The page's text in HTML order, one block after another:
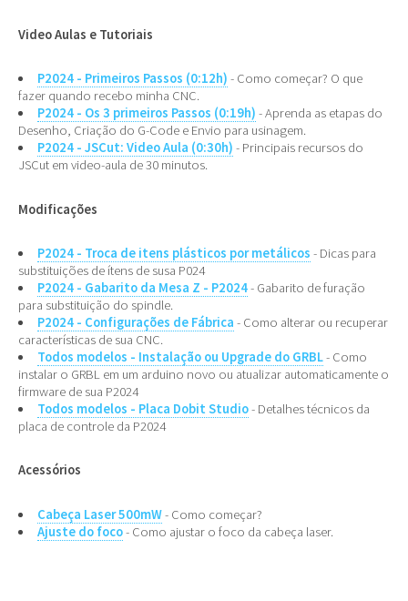
Video Aulas e Tutoriais
P2024 - Primeiros Passos (0:12h) - Como começar? O que
fazer quando recebo minha CNC.
P2024 - Os 3 primeiros Passos (0:19h) - Aprenda as etapas do
Desenho, Criação do G-Code e Envio para usinagem.
P2024 - JSCut: Video Aula (0:30h) - Principais recursos do
JSCut em video-aula de 30 minutos.
Modificações
P2024 - Troca de itens plásticos por metálicos - Dicas para
substituições de ítens de susa P024
P2024 - Gabarito da Mesa Z - P2024- Gabarito de furação
para substituição do spindle.
P2024 - Configurações de Fábrica - Como alterar ou recuperar
características de sua CNC.
Todos modelos - Instalação ou Upgrade do GRBL- Como
instalar o GRBL em um arduino novo ou atualizar automaticamente o
firmware de sua P2024
Todos modelos - Placa Dobit Studio- Detalhes técnicos da
placa de controle da P2024
Acessórios
Cabeça Laser 500mW- Como começar?
Ajuste do foco- Como ajustar o foco da cabeça laser.